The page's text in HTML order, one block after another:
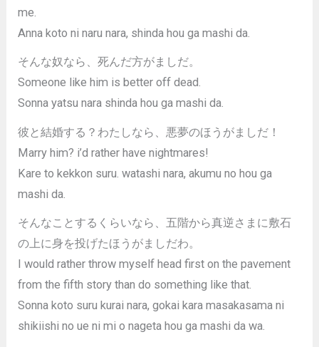
me.
Anna koto ni naru nara, shinda hou ga mashi da.
そんな奴なら、死んだ方がましだ。
Someone like him is better off dead.
Sonna yatsu nara shinda hou ga mashi da.
彼と結婚する？わたしなら、悪夢のほうがましだ！
Marry him? i’d rather have nightmares!
Kare to kekkon suru. watashi nara, akumu no hou ga
mashi da.
そんなことするくらいなら、五階から真逆さまに敷石
の上に身を投げたほうがましだわ。
I would rather throw myself head first on the pavement
from the fifth story than do something like that.
Sonna koto suru kurai nara, gokai kara masakasama ni
shikiishi no ue ni mi o nageta hou ga mashi da wa.